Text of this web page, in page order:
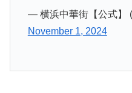
— 横浜中華街【公式】
November 1, 2024